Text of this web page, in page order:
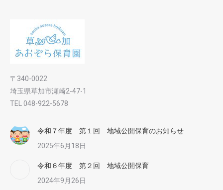
〒340-0022
埼玉県草加市瀬崎2-47-1
TEL 048-922-5678
令和７年度 第１回 地域公開保育のお知らせ
2025年6月18日
令和６年度 第２回 地域公開保育
2024年9月26日